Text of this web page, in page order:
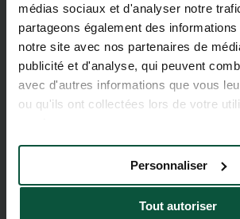
médias sociaux et d'analyser notre
partageons également des
notre site avec nos partenaires de
publicité et d'analyse, qui peuvent
avec d'autres informations que vous
ou qu'ils ont collectées lors de votre
Tout autoriser
Personnaliser